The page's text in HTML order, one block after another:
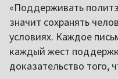
«Поддерживать
значит сохранять
условиях. Каждое
каждый жест
доказательство того,